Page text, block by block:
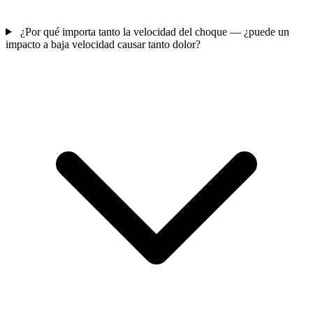
¿Por qué importa tanto la velocidad del choque — ¿puede un
impacto a baja velocidad causar tanto dolor?